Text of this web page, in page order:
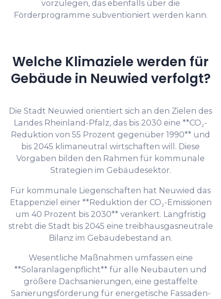
vorzulegen, das ebenfalls über die
Förderprogramme subventioniert werden kann.
Welche Klimaziele werden für
Gebäude in Neuwied verfolgt?
Die Stadt Neuwied orientiert sich an den Zielen des
Landes Rheinland-Pfalz, das bis 2030 eine **CO₂-
Reduktion von 55 Prozent gegenüber 1990** und
bis 2045 klimaneutral wirtschaften will. Diese
Vorgaben bilden den Rahmen für kommunale
Strategien im Gebäudesektor.
Für kommunale Liegenschaften hat Neuwied das
Etappenziel einer **Reduktion der CO₂-Emissionen
um 40 Prozent bis 2030** verankert. Langfristig
strebt die Stadt bis 2045 eine treibhausgasneutrale
Bilanz im Gebäudebestand an.
Wesentliche Maßnahmen umfassen eine
**Solaranlagenpflicht** für alle Neubauten und
größere Dachsanierungen, eine gestaffelte
Sanierungsförderung für energetische Fassaden-